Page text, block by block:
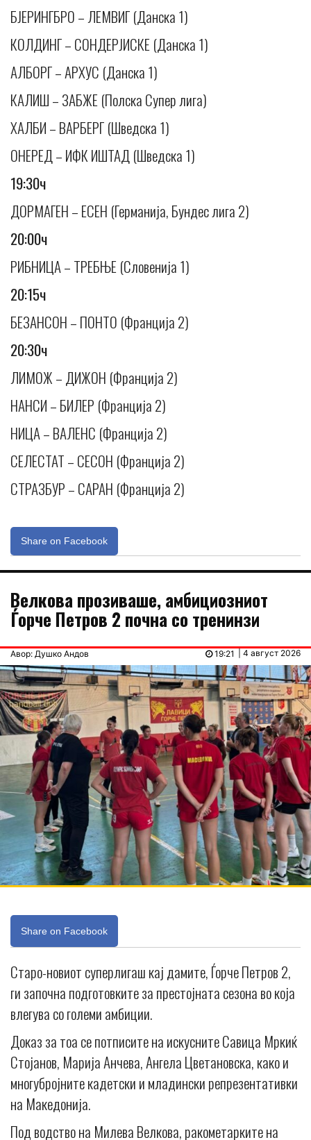
БЈЕРИНГБРО – ЛЕМВИГ (Данска 1)
КОЛДИНГ – СОНДЕРЈИСКЕ (Данска 1)
АЛБОРГ – АРХУС (Данска 1)
КАЛИШ – ЗАБЖЕ (Полска Супер лига)
ХАЛБИ – ВАРБЕРГ (Шведска 1)
ОНЕРЕД – ИФК ИШТАД (Шведска 1)
19:30ч
ДОРМАГЕН – ЕСЕН (Германија, Бундес лига 2)
20:00ч
РИБНИЦА – ТРЕБЊЕ (Словенија 1)
20:15ч
БЕЗАНСОН – ПОНТО (Франција 2)
20:30ч
ЛИМОЖ – ДИЖОН (Франција 2)
НАНСИ – БИЛЕР (Франција 2)
НИЦА – ВАЛЕНС (Франција 2)
СЕЛЕСТАТ – СЕСОН (Франција 2)
СТРАЗБУР – САРАН (Франција 2)
Share on Facebook
Велкова прозивашe, амбициозниот
Ѓорче Петров 2 почна со тренинзи
Авор: Душко Андов | 4 август 2026
19:21
Share on Facebook
Старо-новиот суперлигаш кај дамите, Ѓорче Петров 2,
ги започна подготовките за престојната сезона во која
влегува со големи амбиции.
Доказ за тоа се потписите на искусните Савица Мркиќ
Стојанов, Марија Анчева, Ангела Цветановска, како и
многубројните кадетски и младински репрезентативки
на Македонија.
Под водство на Милева Велкова, ракометарките на